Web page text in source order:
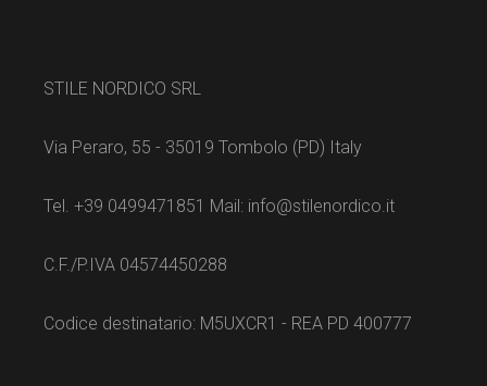
STILE NORDICO SRL
Via Peraro, 55 - 35019 Tombolo (PD) Italy
Tel. +39 0499471851 Mail: info@stilenordico.it
C.F./P.IVA 04574450288
Codice destinatario: M5UXCR1 - REA PD 400777